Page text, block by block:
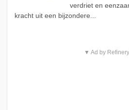
verdriet en
kracht uit een bijzondere...
▼ Ad by